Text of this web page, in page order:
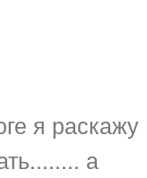
я раскажу
а